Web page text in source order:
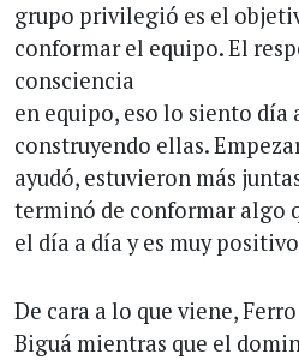
grupo privilegió es el
conformar el equipo. El
consciencia
en equipo, eso lo siento día
construyendo ellas.
ayudó, estuvieron más
terminó de conformar algo
el día a día y es muy
De cara a lo que viene,
Biguá mientras que el